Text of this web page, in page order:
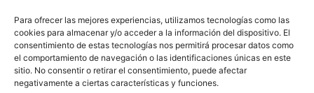
Para ofrecer las mejores experiencias, utilizamos tecnologías como las
cookies para almacenar y/o acceder a la información del dispositivo. El
consentimiento de estas tecnologías nos permitirá procesar datos como
el comportamiento de navegación o las identificaciones únicas en este
sitio. No consentir o retirar el consentimiento, puede afectar
negativamente a ciertas características y funciones.
CONTACTA CON NOSOTROS